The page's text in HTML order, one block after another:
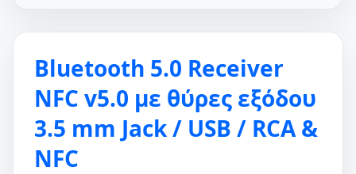
Bluetooth 5.0 Receiver
NFC v5.0 με θύρες εξόδου
3.5 mm Jack / USB / RCA &
NFC